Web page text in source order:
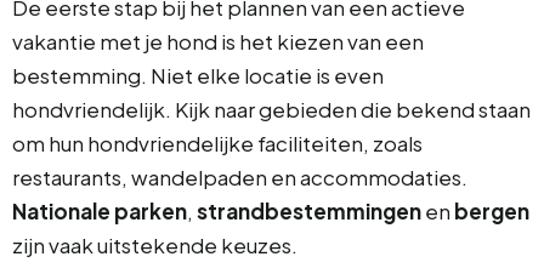
De eerste stap bij het plannen van een actieve
vakantie met je hond is het kiezen van een
bestemming. Niet elke locatie is even
hondvriendelijk. Kijk naar gebieden die bekend staan
om hun hondvriendelijke faciliteiten, zoals
restaurants, wandelpaden en accommodaties.
Nationale parken, strandbestemmingenen bergen
zijn vaak uitstekende keuzes.